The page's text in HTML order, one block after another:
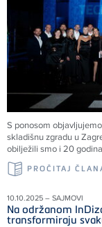
S ponosom
skladišnu zgradu u
obilježili smo i 20
PROČITAJ
10.10.2025 – SAJMOVI
Na održanom
transformiraju